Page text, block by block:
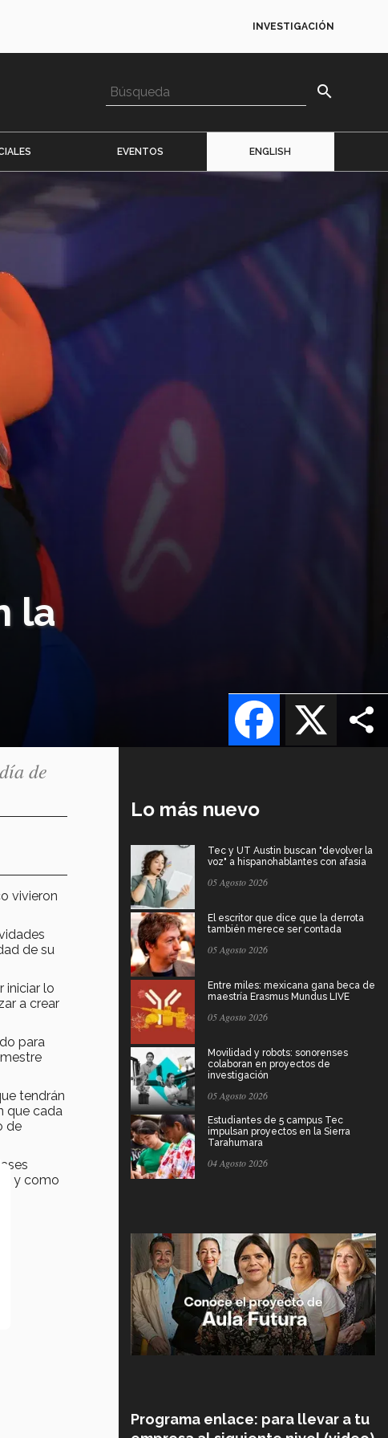
INVESTIGACIÓN
search
EVENTOS ENGLISH
la
X
Facebook
de
vivieron
de su
iniciar lo
a crear
para
tendrán
que cada
de
y como
Lo más nuevo
Tec y UT Austin buscan "devolver la
voz" a hispanohablantes con afasia
05 Agosto 2026
El escritor que dice que la derrota
también merece ser contada
05 Agosto 2026
Entre miles: mexicana gana beca de
maestría Erasmus Mundus LIVE
05 Agosto 2026
Movilidad y robots: sonorenses
colaboran en proyectos de
investigación
05 Agosto 2026
Estudiantes de 5 campus Tec
impulsan proyectos en la Sierra
Tarahumara
04 Agosto 2026
Programa enlace: para llevar a tu